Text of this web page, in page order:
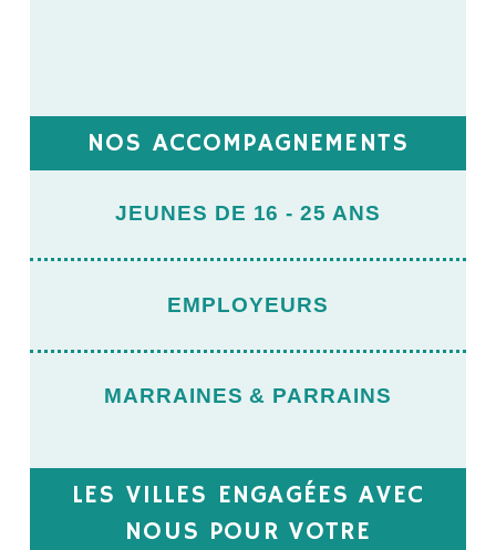
NOS ACCOMPAGNEMENTS
JEUNES DE 16 - 25 ANS
EMPLOYEURS
MARRAINES & PARRAINS
LES VILLES ENGAGÉES AVEC
NOUS POUR VOTRE